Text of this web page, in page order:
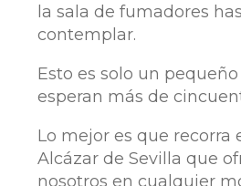
la sala de fumadores
contemplar.
Esto es solo un
esperan más de
Lo mejor es que recorra
Alcázar de Sevilla que
nosotros en cualquier